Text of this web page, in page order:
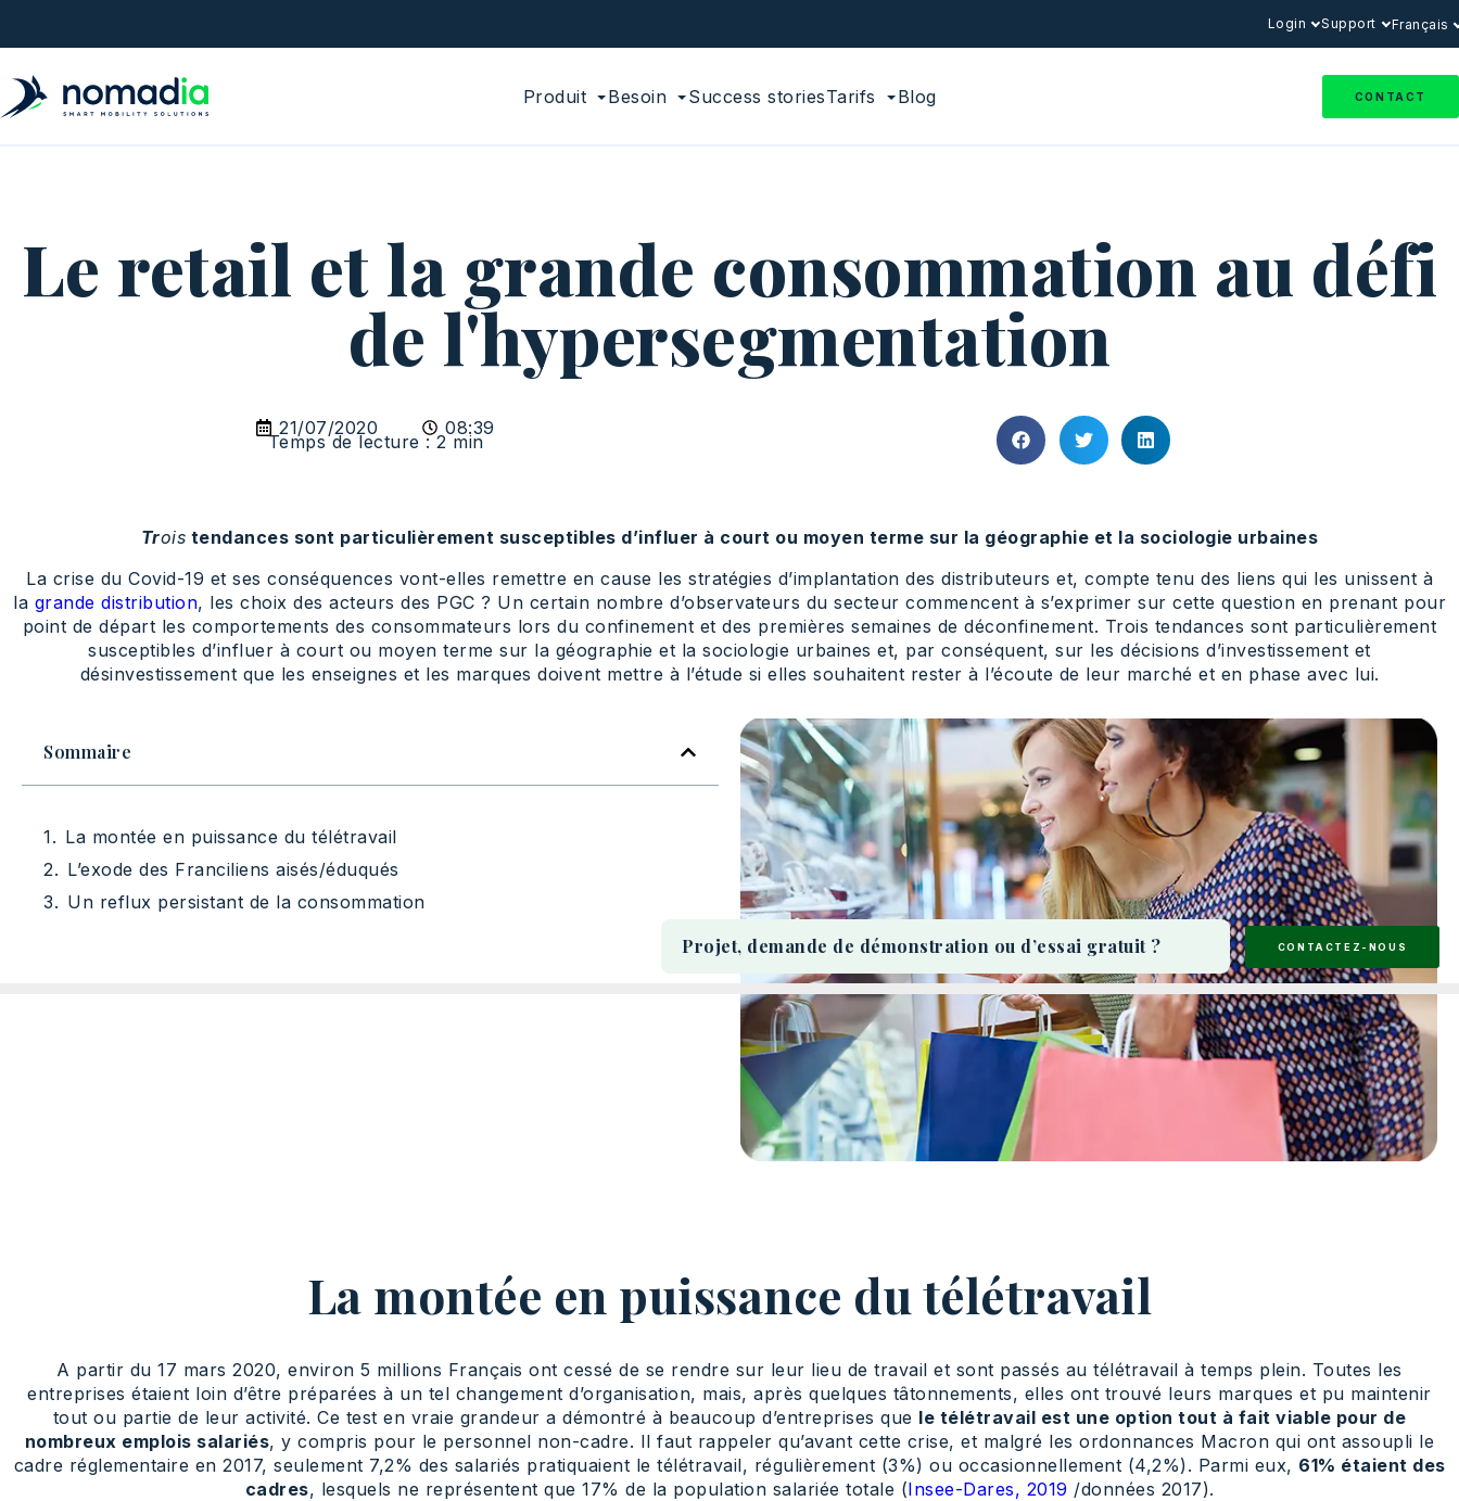
Login Support Français
Produit Besoin Success storiesTarifs Blog CONTACT
Le retail et la grande consommation au défi
de l'hypersegmentation
21/07/2020 08:39
Temps de lecture : 2 min
Trois tendances sont particulièrement susceptibles d’influer à court ou moyen terme sur la géographie et la sociologie urbaines
La crise du Covid-19 et ses conséquences vont-elles remettre en cause les stratégies d’implantation des distributeurs et, compte tenu des liens qui les unissent à
la grande distribution, les choix des acteurs des PGC ? Un certain nombre d’observateurs du secteur commencent à s’exprimer sur cette question en prenant pour
point de départ les comportements des consommateurs lors du confinement et des premières semaines de déconfinement. Trois tendances sont particulièrement
susceptibles d’influer à court ou moyen terme sur la géographie et la sociologie urbaines et, par conséquent, sur les décisions d’investissement et
désinvestissement que les enseignes et les marques doivent mettre à l’étude si elles souhaitent rester à l’écoute de leur marché et en phase avec lui.
Sommaire
La montée en puissance du télétravail
L’exode des Franciliens aisés/éduqués
Un reflux persistant de la consommation
La montée en puissance du télétravail
A partir du 17 mars 2020, environ 5 millions Français ont cessé de se rendre sur leur lieu de travail et sont passés au télétravail à temps plein. Toutes les
entreprises étaient loin d’être préparées à un tel changement d’organisation, mais, après quelques tâtonnements, elles ont trouvé leurs marques et pu maintenir
tout ou partie de leur activité. Ce test en vraie grandeur a démontré à beaucoup d’entreprises que le télétravail est une option tout à fait viable pour de
nombreux emplois salariés, y compris pour le personnel non-cadre. Il faut rappeler qu’avant cette crise, et malgré les ordonnances Macron qui ont assoupli le
cadre réglementaire en 2017, seulement 7,2% des salariés pratiquaient le télétravail, régulièrement (3%) ou occasionnellement (4,2%). Parmi eux, 61% étaient des
cadres, lesquels ne représentent que 17% de la population salariée totale (Insee-Dares, 2019 /données 2017).
Projet, demande de démonstration ou d’essai gratuit ? CONTACTEZ-NOUS